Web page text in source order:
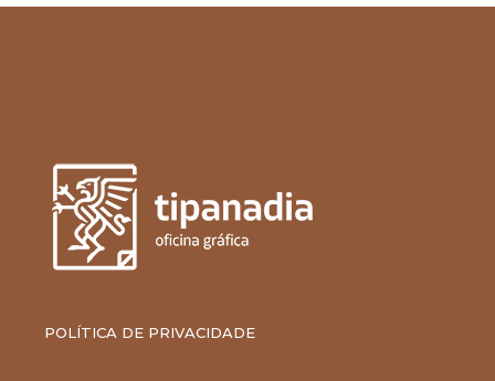
POLÍTICA DE PRIVACIDADE